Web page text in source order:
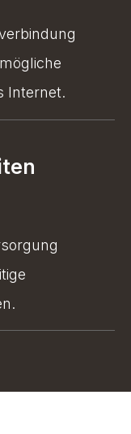
Internet.